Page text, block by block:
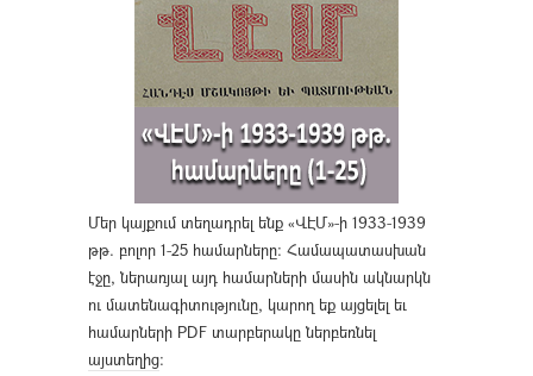
Մեր կայքում տեղադրել ենք «ՎԷՄ»-ի 1933-1939
թթ. բոլոր 1-25 համարները։ Համապատասխան
էջը, ներառյալ այդ համարների մասին ակնարկն
ու մատենագիտությունը, կարող եք այցելել եւ
համարների PDF տարբերակը ներբեռնել
այստեղից։